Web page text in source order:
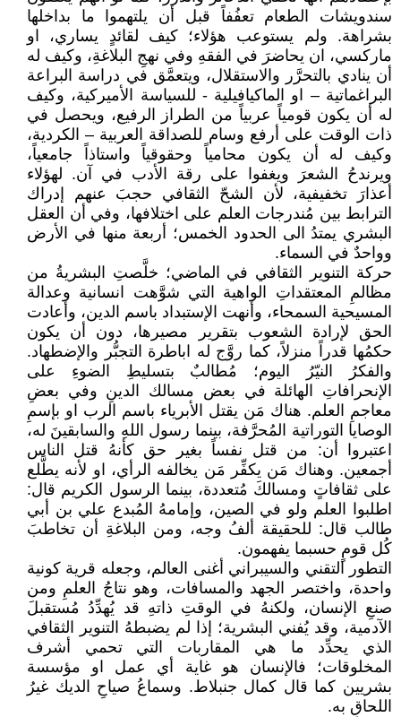
سندويشات الطعام تعفُفاً قبل أن يلتهموا ما بداخلها
بشراهة. ولم يستوعب هؤلاء؛ كيف لقائدٍ يساري، او
ماركسي، ان يحاضرَ في الفقهِ وفي نهجِ البلاغةِ، وكيف له
أن ينادي بالتحرَّر والاستقلال، ويتعمَّق في دراسة البراعة
البراغماتية – او الماكيافيلية - للسياسة الأميركية، وكيف
له أن يكون قومياً عربياً من الطراز الرفيع، ويحصل في
ذات الوقت على أرفع وسام للصداقة العربية – الكردية،
وكيف له أن يكون محامياً وحقوقياً واستاذاً جامعياً،
ويرندحُ الشعرَ ويغفوا على رقة الأدب في آن. لهؤلاء
أعذارَ تخفيفية، لأن الشحّ الثقافي حجبَ عنهم إدراك
الترابط بين مُندرجات العلم على اختلافها، وفي أن العقل
البشري يمتدُ الى الحدود الخمس؛ أربعة منها في الأرض
وواحدٌ في السماء.
حركة التنوير الثقافي في الماضي؛ خلَّصتِ البشريةُ من
مظالمِ المعتقداتِ الواهية التي شوَّهت انسانية وعدالة
المسيحية السمحاء، وأنهت الإستبداد باسم الدين، وأعادت
الحق لإرادة الشعوب بتقرير مصيرها، دون أن يكون
حكمُها قدراً منزلاً، كما روَّج له اباطرة التجبُّر والإضطهاد.
والفكرُ النيّرُ اليوم؛ مُطالبٌ بتسليطِ الضوءِ على
الإنحرافاتِ الهائلة في بعض مسالك الدينِ وفي بعضِ
معاجمِ العلم. هناك مَن يقتل الأبرياء باسم الرب او بإسمِ
الوصايا التوراتية المُحرَّفة، بينما رسول اللهِ والسابقينَ له،
اعتبروا أن: من قتل نفساً بغير حق كأنهُ قتل الناس
أجمعين. وهناك مَن يكفِّر مَن يخالفه الرأي، او لأنه يطَّلع
على ثقافاتٍ ومسالكَ مُتعددة، بينما الرسول الكريم قال:
اطلبوا العلم ولو في الصين، وإمامهُ المُبدع علي بن أبي
طالب قال: للحقيقة ألفُ وجه، ومن البلاغةِ أن تخاطبَ
كُل قومٍ حسبما يفهمون.
التطور التقني والسيبراني أغنى العالم، وجعله قرية كونية
واحدة، واختصر الجهد والمسافات، وهو نتاجُ العلمِ ومن
صنعِ الإنسان، ولكنهُ في الوقتِ ذاتهِ قد يُهدِّدُ مُستقبلَ
الآدمية، وقد يُفني البشرية؛ إذا لم يضبطهُ التنوير الثقافي
الذي يحدِّد ما هي المقاربات التي تحمي أشرف
المخلوقات؛ فالإنسان هو غاية أي عمل او مؤسسة
بشريين كما قال كمال جنبلاط. وسماعُ صياحِ الديك غيرُ
اللحاقِ به.